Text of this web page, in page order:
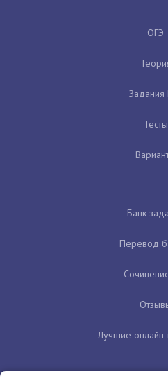
ОГЭ
Задания
Тесты
Банк
Перевод
Лучшие